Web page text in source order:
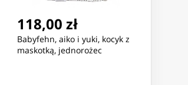
118,00 zł
Babyfehn, aiko i yuki, kocyk z
maskotką, jednorożec